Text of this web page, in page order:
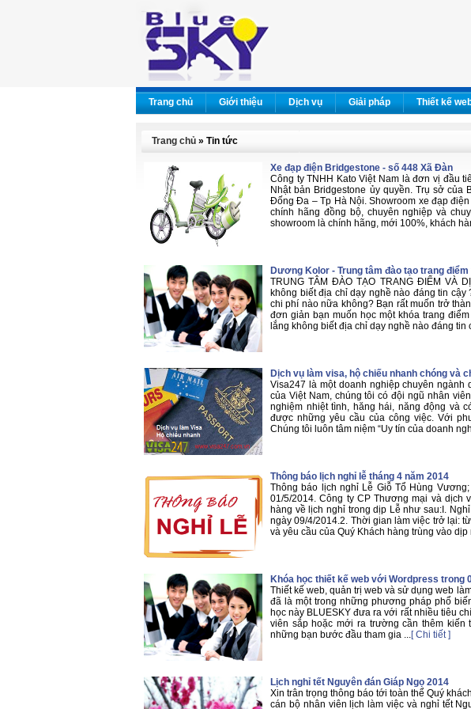
Trang chủ Giới thiệu Dịch vụ Giải pháp Thiết kế
Trang chủ » Tin tức
Xe đạp điện Bridgestone - số 448 Xã Đàn
Công ty TNHH Kato Việt Nam là đơn vị đầu
Nhật bản Bridgestone ủy quyền. Trụ sở
Đống Đa – Tp Hà Nội. Showroom xe đạp
chính hãng đồng bộ, chuyên nghiệp và
showroom là chính hãng, mới 100%, khách
Dương Kolor - Trung tâm đào tạo trang
TRUNG TÂM ĐÀO TẠO TRANG ĐIỂM VÀ
không biết địa chỉ dạy nghề nào đáng tin
chi phí nào nữa không? Bạn rất muốn trở
đơn giản bạn muốn học một khóa trang
lắng không biết địa chỉ dạy nghề nào đáng
Dịch vụ làm visa, hộ chiếu nhanh chóng và
Visa247 là một doanh nghiệp chuyên
của Việt Nam, chúng tôi có đội ngũ nhân
nghiệm nhiệt tình, hăng hái, năng động và
được những yêu cầu của công việc. Với
Chúng tôi luôn tâm niệm “Uy tín của doanh
Thông báo lịch nghỉ lễ tháng 4 năm 2014
Thông báo lịch nghỉ Lễ Giỗ Tổ Hùng
01/5/2014. Công ty CP Thương mại và dịch
hàng về lịch nghỉ trong dịp Lễ như sau:I.
ngày 09/4/2014.2. Thời gian làm việc trở lại:
và yêu cầu của Quý Khách hàng trùng vào
Khóa học thiết kế web với Wordpress trong
Thiết kế web, quản trị web và sử dụng web
đã là một trong những phương pháp phổ
học này BLUESKY đưa ra với rất nhiều tiêu
viên sắp hoặc mới ra trường cần thêm
những bạn bước đầu tham gia ...[ Chi tiết ]
Lịch nghỉ tết Nguyên đán Giáp Ngọ 2014
Xin trân trọng thông báo tới toàn thể Quý
cán bộ nhân viên lịch làm việc và nghỉ tết